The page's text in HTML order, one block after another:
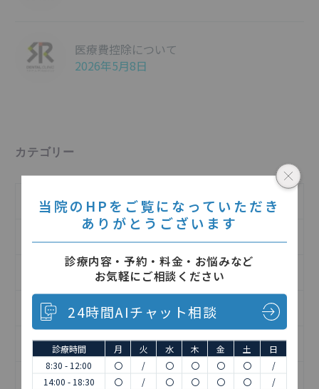
医療費控除について
2026年5月8日
カテゴリー
インフォメーション
お知らせ
予防歯科について
日記
歯の治療について
当院のHPをご覧になっていただき
ありがとうございます
診療内容・予約・料金・お悩みなど
お気軽にご相談ください
24時間AIチャット相談
診療時間 月 火 水 木 金 土
日
8:30 - 12:00
〇 / 〇 〇 〇 〇
/
14:00 - 18:30
〇 / 〇 〇 〇 〇 /